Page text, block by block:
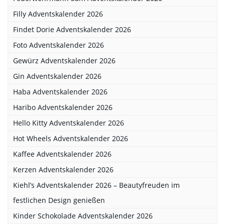
Filly Adventskalender 2026
Findet Dorie Adventskalender 2026
Foto Adventskalender 2026
Gewürz Adventskalender 2026
Gin Adventskalender 2026
Haba Adventskalender 2026
Haribo Adventskalender 2026
Hello Kitty Adventskalender 2026
Hot Wheels Adventskalender 2026
Kaffee Adventskalender 2026
Kerzen Adventskalender 2026
Kiehl’s Adventskalender 2026 – Beautyfreuden im
festlichen Design genießen
Kinder Schokolade Adventskalender 2026